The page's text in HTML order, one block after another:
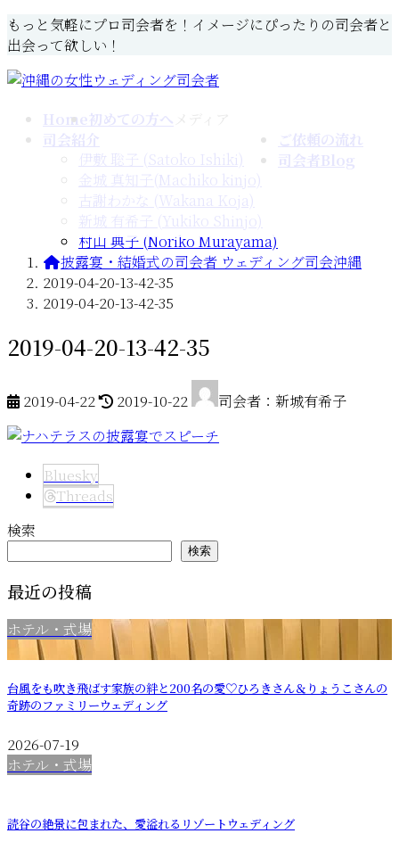
コ
ン
テ
ン
ナ
ビ
ゲ
ー
もっと気軽にプロ司会者を！イメージにぴったりの司会者と
出会って欲しい！
Home初めての方へ
司会紹介
伊敷 聡子 (Satoko Ishiki)
金城 真知子(Machiko kinjo)
古謝わかな (Wakana Koja)
新城 有希子 (Yukiko Shinjo)
村山 典子 (Noriko Murayama)
ご依頼の流れ
司会者Blog
披露宴・結婚式の司会者 ウェディング司会沖縄
2019-04-20-13-42-35
2019-04-20-13-42-35
2019-04-20-13-42-35
2019-04-22
終
更
2019-10-22 司会者：新城有希子
Bluesky
Threads
検索
検索
最近の投稿
ホテル・式場
台風をも吹き飛ばす家族の絆と200名の愛♡ひろきさん＆りょうこさんの
奇跡のファミリーウェディング
2026-07-19
ホテル・式場
読谷の絶景に包まれた、愛溢れるリゾートウェディング